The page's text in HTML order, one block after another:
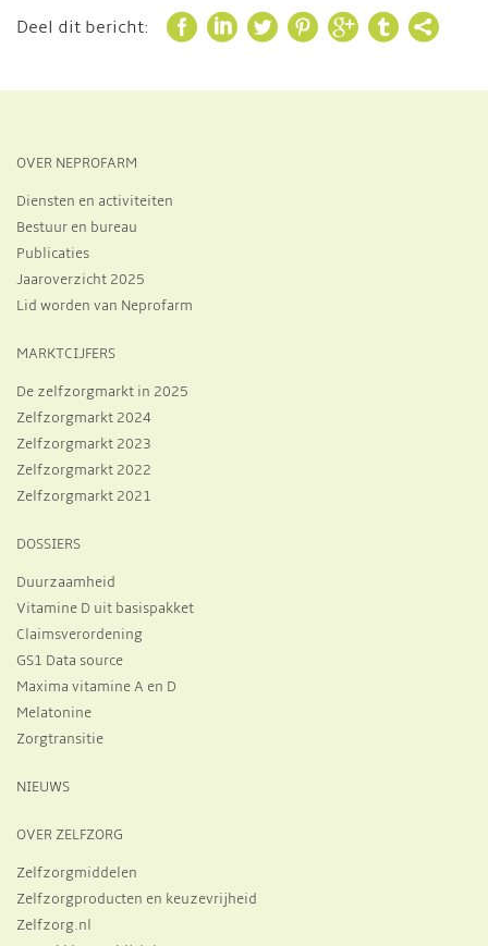
Deel dit bericht:       
OVER NEPROFARM
Diensten en activiteiten
Bestuur en bureau
Publicaties
Jaaroverzicht 2025
Lid worden van Neprofarm
MARKTCIJFERS
De zelfzorgmarkt in 2025
Zelfzorgmarkt 2024
Zelfzorgmarkt 2023
Zelfzorgmarkt 2022
Zelfzorgmarkt 2021
DOSSIERS
Duurzaamheid
Vitamine D uit basispakket
Claimsverordening
GS1 Data source
Maxima vitamine A en D
Melatonine
Zorgtransitie
NIEUWS
OVER ZELFZORG
Zelfzorgmiddelen
Zelfzorgproducten en keuzevrijheid
Zelfzorg.nl